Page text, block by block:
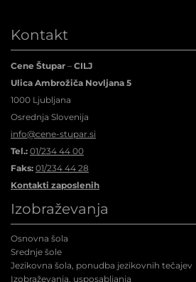
Kontakt
Cene Štupar – CILJ
Ulica Ambrožiča Novljana 5
1000 Ljubljana
Osrednja Slovenija
info@cene-stupar.si
Tel.: 01/234 44 00
Faks: 01/234 44 28
Kontakti zaposlenih
Izobraževanja
Osnovna šola
Srednje šole
Jezikovna šola, ponudba jezikovnih tečajev
Izobraževanja, usposabljanja